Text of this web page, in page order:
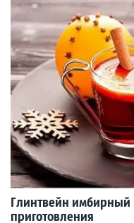
Глинтвейн имбирный
приготовления